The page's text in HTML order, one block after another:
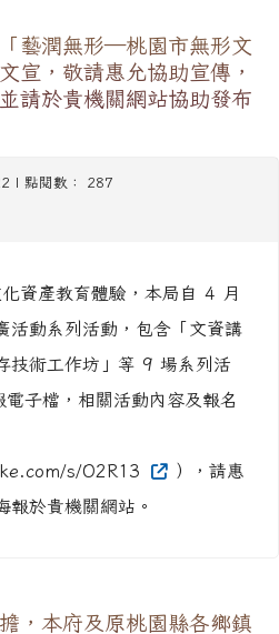
宣，敬請惠允協助宣傳，
請於貴機關網站協助發布
| 點閱數： 287
資產教育體驗，本局自 4 月
活動系列活動，包含「文資講
技術工作坊」等 9 場系列活
子檔，相關活動內容及報名
報於貴機關網站。